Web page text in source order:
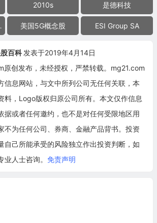
2010s 是德科技
美国5G概念股 ESI Group SA
百科 发表于2019年4月14日
原创发布，未经授权，严禁转载。mg21.com
信息网站，与文中所列公司无任何关联，本
料，Logo版权归原公司所有。本文仅作信息
据或者任何邀约，也不是对任何受限地区用
不为任何公司、券商、金融产品背书。投资
自己所能承受的风险独立作出投资判断，如
人士咨询。 免责声明